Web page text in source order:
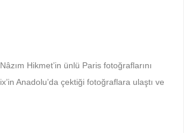
Hikmet’in ünlü Paris fotoğraflarını
Anadolu’da çektiği fotoğraflara ulaştı ve